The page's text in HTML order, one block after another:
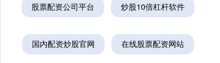
股票配资公司平台 炒股10倍杠杆软件
国内配资炒股官网 在线股票配资网站